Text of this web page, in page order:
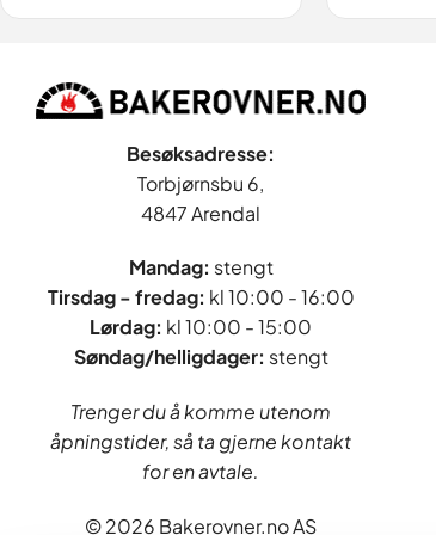
Besøksadresse:
Torbjørnsbu 6,
4847 Arendal
Mandag: stengt
Tirsdag - fredag: kl 10:00 - 16:00
Lørdag: kl 10:00 - 15:00
Søndag/helligdager: stengt
Trenger du å komme utenom
åpningstider, så ta gjerne kontakt
for en avtale.
© 2026 Bakerovner.no AS